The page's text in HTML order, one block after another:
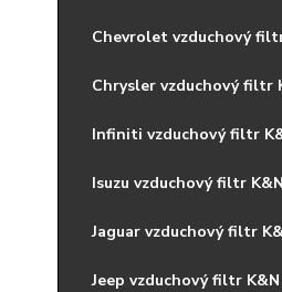
Chevrolet vzduchový
Chrysler vzduchový filtr
Infiniti vzduchový filtr
Isuzu vzduchový filtr K&N
Jaguar vzduchový filtr
Jeep vzduchový filtr K&N